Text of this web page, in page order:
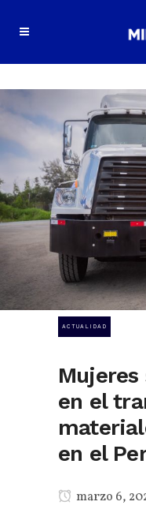
ACTUALIDAD
Mujeres
en el
en el
marzo 6,